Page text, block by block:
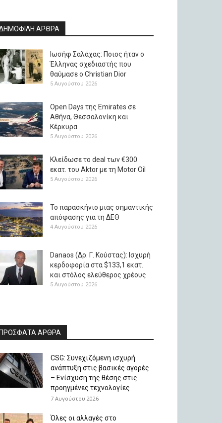
ΑΡΘΡΑ
Ιωσήφ Σαλάχας: Ποιος ήταν ο
Έλληνας σχεδιαστής που
θαύμασε ο Christian Dior
5 Αυγούστου 2026
Open Days της Emirates σε
Αθήνα, Θεσσαλονίκη και
Κέρκυρα
5 Αυγούστου 2026
Κλείδωσε το deal των €300
εκατ. του Aktor με τη Μotor Oil
5 Αυγούστου 2026
Το παρασκήνιο μιας σημαντικής
απόφασης για τη ΔΕΘ
4 Αυγούστου 2026
Danaos (Δρ. Γ. Κούστας): Ισχυρή
κερδοφορία στα $133,1 εκατ.
και στόλος ελεύθερος χρέους
5 Αυγούστου 2026
ΑΡΘΡΑ
CSG: Συνεχιζόμενη ισχυρή
ανάπτυξη στις βασικές αγορές
– Ενίσχυση της θέσης στις
προηγμένες τεχνολογίες
7 Αυγούστου 2026
Όλες οι αλλαγές στο